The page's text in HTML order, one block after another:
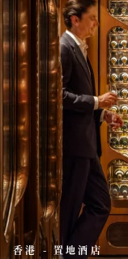
香港 - 置地酒店